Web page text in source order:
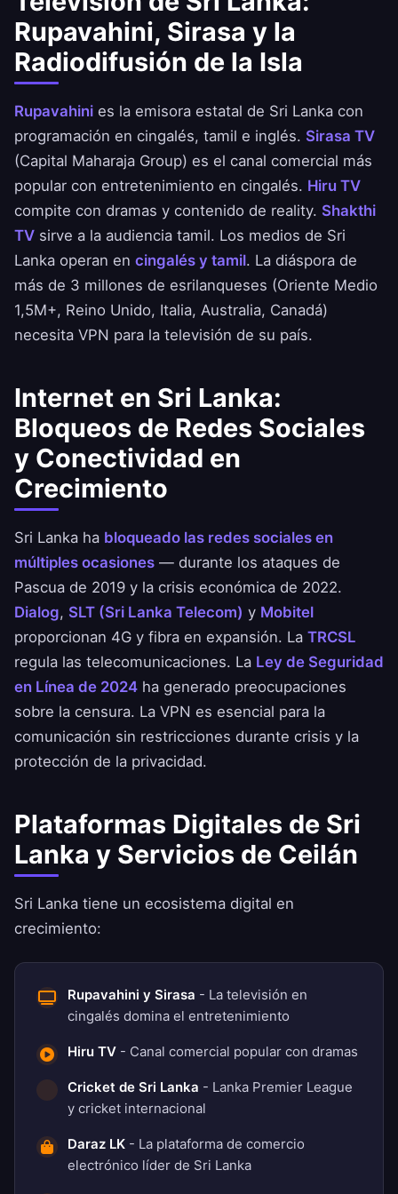
Rupavahini, Sirasa y la
Radiodifusión de la Isla
Rupavahini es la emisora estatal de Sri Lanka con
programación en cingalés, tamil e inglés. Sirasa TV
(Capital Maharaja Group) es el canal comercial más
popular con entretenimiento en cingalés. Hiru TV
compite con dramas y contenido de reality. Shakthi
TV sirve a la audiencia tamil. Los medios de Sri
Lanka operan en cingalés y tamil. La diáspora de
más de 3 millones de esrilanqueses (Oriente Medio
1,5M+, Reino Unido, Italia, Australia, Canadá)
necesita VPN para la televisión de su país.
Internet en Sri Lanka:
Bloqueos de Redes Sociales
y Conectividad en
Crecimiento
Sri Lanka ha bloqueado las redes sociales en
múltiples ocasiones — durante los ataques de
Pascua de 2019 y la crisis económica de 2022.
Dialog, SLT (Sri Lanka Telecom) y Mobitel
proporcionan 4G y fibra en expansión. La TRCSL
regula las telecomunicaciones. La Ley de Seguridad
en Línea de 2024 ha generado preocupaciones
sobre la censura. La VPN es esencial para la
comunicación sin restricciones durante crisis y la
protección de la privacidad.
Plataformas Digitales de Sri
Lanka y Servicios de Ceilán
Sri Lanka tiene un ecosistema digital en
crecimiento:
Rupavahini y Sirasa - La televisión en
cingalés domina el entretenimiento
Hiru TV - Canal comercial popular con dramas
Cricket de Sri Lanka - Lanka Premier League
y cricket internacional
Daraz LK - La plataforma de comercio
electrónico líder de Sri Lanka